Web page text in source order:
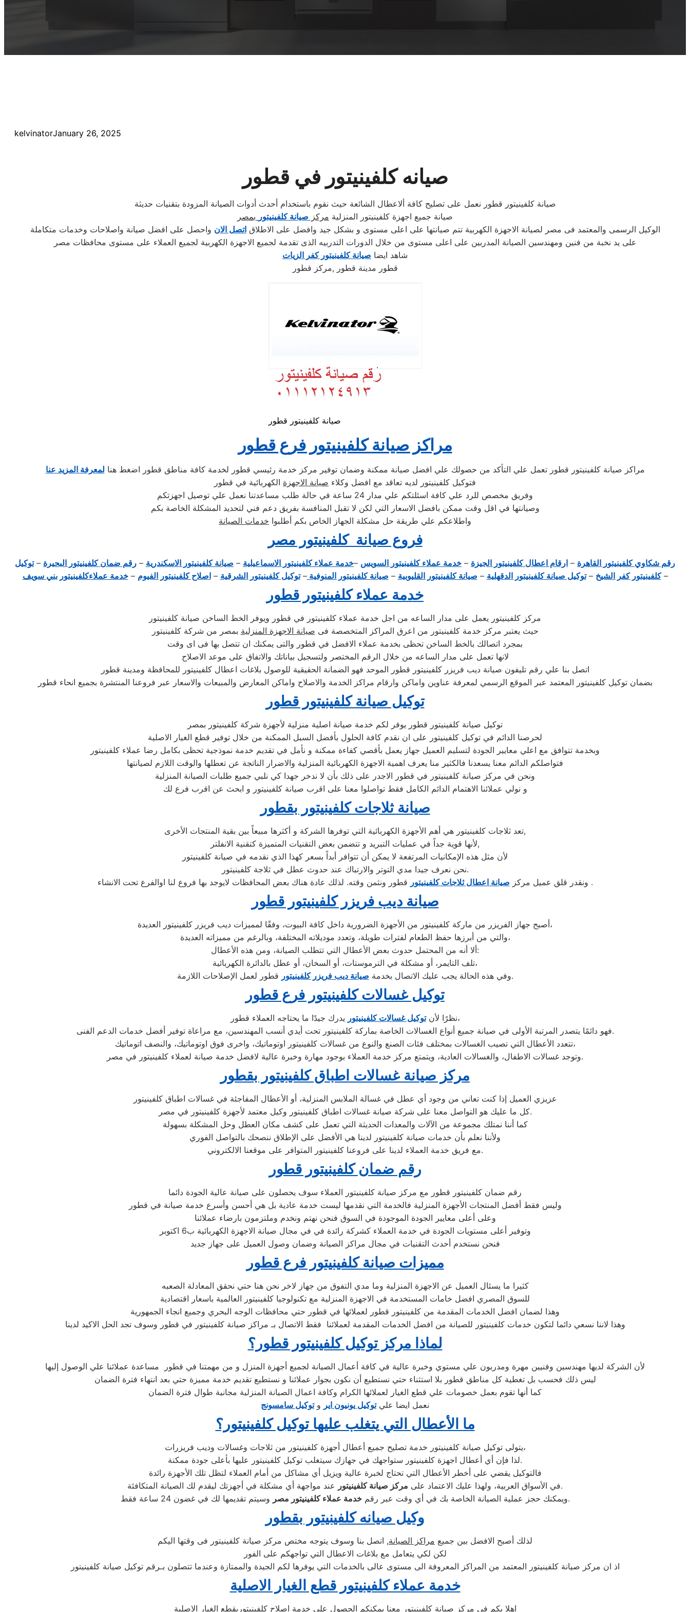
kelvinatorJanuary 26, 2025
صيانه كلفينيتور في قطور
صيانة كلفينيتور قطور نعمل على تصليح كافة ألاعطال الشائعة حيث نقوم باستخدام أحدث أدوات الصيانة المزودة بتقنيات حديثة
صيانة جميع اجهزة كلفينيتور المنزلية مركز صيانة كلفينيتور بمصر
الوكيل الرسمى والمعتمد فى مصر لصيانة الاجهزة الكهربية تتم صيانتها على اعلى مستوى و بشكل جيد وافضل على الاطلاقاتصل الان واحصل على افضل صيانة واصلاحات وخدمات متكاملة
على يد نخبة من فنين ومهندسين الصيانة المدربين على اعلى مستوى من خلال الدورات التدربيه الذى تقدمة لجميع الاجهزة الكهربية لجميع العملاء على مستوى محافظات مصر
شاهد ايضا صيانة كلفينيتور كفر الزيات
قطور مدينة قطور ,مركز قطور
صيانة كلفينيتور قطور
مراكز صيانة كلفينيتور فرع قطور
مراكز صيانة كلفينيتور قطور تعمل علي التأكد من حصولك علي افضل صيانة ممكنة وضمان توفير مركز خدمة رئيسي قطور لخدمة كافة مناطق قطور اضغط هنا لمعرفة المزيد عنا
فتوكيل كلفينيتور لديه تعاقد مع افضل وكلاء صيانة الاجهزة الكهربائية في قطور
وفريق مخصص للرد علي كافة اسئلتكم علي مدار 24 ساعة في حالة طلب مساعدتنا نعمل علي توصيل اجهزتكم
وصيانتها في اقل وقت ممكن بافضل الاسعار التي لكن لا تقبل المنافسة بفريق دعم فني لتحديد المشكلة الخاصة بكم
واطلاعكم علي طريقة حل مشكلة الجهاز الخاص بكم أطلبوا خدمات الصيانة
فروع صيانة كلفينيتور مصر
رقم شكاوي كلفينيتور القاهرة – ارقام اعطال كلفينيتور الجيزة – خدمة عملاء كلفينيتور السويس –خدمة عملاء كلفينيتور الاسماعيلية – صيانة كلفينيتور الاسكندرية – رقم ضمان كلفينيتور البحيرة –توكيل
كلفينيتور كفر الشيخ –توكيل صيانة كلفينيتور الدقهلية – صيانة كلفينيتور القليوبية – صيانة كلفينيتور المنوفية–توكيل كلفينيتور الشرقية –اصلاح كلفينيتور الفيوم –خدمة عملاءكلفينيتور بني سويف –
خدمة عملاء كلفينيتور قطور
مركز كلفينيتور يعمل على مدار الساعه من اجل خدمة عملاء كلفينيتور في قطور ويوفر الخط الساخن صيانة كلفينيتور
حيث يعتبر مركز خدمة كلفينيتور من اعرق المراكز المتخصصة فى صيانة الاجهزة المنزلية بمصر من شركة كلفينيتور
بمجرد اتصالك بالخط الساخن تحظى بخدمة عملاء الافضل في قطور والتى يمكنك ان تتصل بها فى اى وقت
لانها تعمل على مدار الساعه من خلال الرقم المختصر ولتسجيل بياناتك والاتفاق على موعد الاصلاح
اتصل بنا علي رقم تليفون صيانة ديب فريزر كلفينيتور قطور الموحد فهو الضمانة الحقيقية للوصول بلاغات اعطال كلفينيتور للمحافظة ومدينة قطور
بضمان توكيل كلفينيتور المعتمد عبر الموقع الرسمي لمعرفة عناوين واماكن وارقام مراكز الخدمة والاصلاح واماكن المعارض والمبيعات والاسعار عبر فروعنا المنتشرة بجميع انحاء قطور
توكيل صيانة كلفينيتور قطور
توكيل صيانة كلفينيتور قطور يوفر لكم خدمة صيانة اصلية منزلية لأجهزة شركة كلفينيتور بمصر
لحرصنا الدائم في توكيل كلفينيتور على ان نقدم كافة الحلول بأفضل السبل الممكنة من خلال توفير قطع الغيار الاصلية
وبخدمة تتوافق مع اعلي معايير الجودة لتسليم العميل جهاز يعمل بأقصي كفاءة ممكنة و نأمل في تقديم خدمة نموذجية تحظى بكامل رضا عملاء كلفينيتور
فتواصلكم الدائم معنا يسعدنا فالكثير منا يعرف اهمية الاجهزة الكهربائية المنزلية والاضرار الناتجة عن تعطلها والوقت اللازم لصيانتها
ونحن في مركز صيانة كلفينيتور في قطور الاجدر على ذلك بأن لا ندخر جهدا كي نلبي جميع طلبات الصيانة المنزلية
و نولي عملائنا الاهتمام الدائم الكامل فقط تواصلوا معنا على اقرب صيانة كلفينيتور و ابحث عن اقرب فرع لك
صيانة ثلاجات كلفينيتور بقطور
تعد ثلاجات كلفينيتور هي أهم الأجهزة الكهربائية التي توفرها الشركة و أكثرها مبيعاً بين بقية المنتجات الأخرى,
لأنها قوية جداً في عمليات التبريد و تتضمن بعض التقنيات المتميزة كتقنية الانفلتر,
لأن مثل هذه الإمكانيات المرتفعة لا يمكن أن تتوافر أبداً بسعر كهذا الذي نقدمه في صيانة كلفينيتور
نحن نعرف جيدا مدي التوتر والارتباك عند حدوث عطل في ثلاجة كلفينيتور.
ونقدر قلق عميل مركز صيانة اعطال ثلاجات كلفينيتور قطور ونثمن وقته. لذلك عادة هناك بعض المحافظات لايوجد بها فروع لنا اوالفرع تحت الانشاء .
صيانة ديب فريزر كلفينيتور قطور
أصبح جهاز الفريزر من ماركة كلفينيتور من الأجهزة الضرورية داخل كافة البيوت، وفقًا لمميزات ديب فريزر كلفينيتور العديدة،
والتي من أبرزها حفظ الطعام لفترات طويلة، وتعدد موديلاته المختلفة، وبالرغم من مميزاته العديدة،
ألا أنه من المحتمل حدوث بعض الأعطال التي تتطلب الصيانة، ومن هذه الأعطال:
تلف التايمر، أو مشكلة في الترموستات، أو السخان، أو عطل بالدائرة الكهربائية،
وفي هذه الحالة يجب عليك الاتصال بخدمة صيانة ديب فريزر كلفينيتور قطور لعمل الإصلاحات اللازمة.
توكيل غسالات كلفينيتور فرع قطور
نظرًا لأنتوكيل غسالات كلفينيتور
يدرك جيدًا ما يحتاجه العملاء قطور،
فهو دائمًا يتصدر المرتبة الأولى في صيانة جميع أنواع الغسالات الخاصة بماركة كلفينيتور تحت أيدي أنسب المهندسين، مع مراعاة توفير أفضل خدمات الدعم الفنى.
تتعدد الأعطال التي تصيب الغسالات بمختلف فئات الصنع والنوع من غسالات كلفينيتور اوتوماتيك، واخرى فوق اوتوماتيك، والنصف اتوماتيك،
وتوجد غسالات الاطفال، والغسالات العادية، ويتمتع مركز خدمة العملاء بوجود مهارة وخبرة عالية لافضل خدمة صيانة لعملاء كلفينيتور في مصر.
مركز صيانة غسالات اطباق كلفينيتور بقطور
عزيزي العميل إذا كنت تعاني من وجود أي عطل في غسالة الملابس المنزلية، أو الأعطال المفاجئة في غسالات اطباق كلفينيتور
كل ما عليك هو التواصل معنا على شركة صيانة غسالات اطباق كلفينيتور وكيل معتمد لأجهزة كلفينيتور في مصر.
كما أننا نمتلك مجموعة من الآلات والمعدات الحديثة التي تعمل على كشف مكان العطل وحل المشكلة بسهولة
ولأننا نعلم بأن خدمات صيانة كلفينيتور لدينا هي الأفضل على الإطلاق ننصحك بالتواصل الفوري
مع فريق خدمة العملاء لدينا على فروعنا كلفينيتور المتوافر على موقعنا الالكتروني.
رقم ضمان كلفينيتور قطور
رقم ضمان كلفينيتور قطور مع مركز صيانة كلفينيتور العملاء سوف يحصلون على صيانة عالية الجودة دائما
وليس فقط أفضل المنتجات الأجهزة المنزلية فالخدمة التي نقدمها ليست خدمة عادية بل هي أحسن وأسرع خدمة صيانة في قطور
وعلى أعلى معايير الجودة الموجودة في السوق فنحن نهتم ونخدم وملتزمون بارضاء عملائنا
وتوفير أعلى مستويات الجودة في خدمة العملاء كشركة رائدة في في مجال صيانة الاجهزة الكهربائية ب6 اكتوبر
فنحن نستخدم أحدث التقنيات في مجال مراكز الصيانة وضمان وصول العميل على جهاز جديد
مميزات صيانة كلفينيتور فرع قطور
كثيرا ما يسئال العميل عن الاجهزة المنزلية وما مدي التفوق من جهاز لاخر نحن هنا حتي نحقق المعادلة الصعبه
للسوق المصري افضل خامات المستخدمة في الاجهزة المنزلية مع تكنولوجيا كلفينيتور العالمية باسعار اقتصادية
وهذا لضمان افضل الخدمات المقدمة من كلفينيتور قطور لعملائها في قطور حتي محافظات الوجه البحري وجميع انجاء الجمهورية
وهذا لاننا نسعي دائما لتكون خدمات كلفينيتور للصيانة من افضل الخدمات المقدمة لعملائنا فقط الاتصال بـ مراكز صيانة كلفينيتور في قطور وسوف تجد الحل الاكيد لدينا
لماذا مركز توكيل كلفينيتور قطور؟
لأن الشركة لديها مهندسين وفنيين مهرة ومدربون علي مستوي وخبرة عالية في كافة أعمال الصيانة لجميع أجهزة المنزل و من مهمتنا في قطور مساعدة عملائنا علي الوصول إليها
ليس ذلك فحسب بل تغطية كل مناطق قطور بلا استثناء حتي نستطيع أن نكون بجوار عملائنا و نستطيع تقديم خدمة مميزة حتي بعد انتهاء فترة الضمان
كما أنها تقوم بعمل خصومات علي قطع الغيار لعملائها الكرام وكافة اعمال الصيانة المنزلية مجانية طوال فترة الضمان
نعمل ايضا عليتوكيل يونيون اير وتوكيل سامسونج
ما الأعطال التي يتغلب عليها توكيل كلفينيتور؟
يتولى توكيل صيانة كلفينيتور خدمة تصليح جميع أعطال أجهزة كلفينيتور من ثلاجات وغسالات وديب فريزرات،
لذا فإن أي أعطال اجهزة كلفينيتور ستواجهك في جهازك سيتغلب توكيل كلفينيتور عليها بأعلى جودة ممكنة.
فالتوكيل يقضي على أخطر الأعطال التي تحتاج لخبرة عالية ويزيل أي مشاكل من أمام العملاء لتظل تلك الأجهزة رائدة
في الأسواق العربية، ولهذا عليك الاعتماد على مركز صيانة كلفينيتور
عند مواجهة أي مشكلة في أجهزتك ليقدم لك الصيانة المتكافئة.
ويمكنك حجز عملية الصيانة الخاصة بك في أي وقت عبر رقمخدمة عملاء كلفينيتور مصر وسيتم تقديمها لك في غضون 24 ساعة فقط.
وكيل صيانه كلفينيتور بقطور
لذلك أصبح الافضل بين جميع مراكز الصيانة, اتصل بنا وسوف يتوجه مختص مركز صيانة كلفينيتور فى وقتها اليكم
لكن لكي يتعامل مع بلاغات الاعطال التي تواجهكم على الفور
اذ ان مركز صيانة كلفينيتور المعتمد من المراكز المعروفة الى مستوى عالى بالخدمات التي يوفرها لكم الجيدة والممتازة وعندما تتصلون بـرقم توكيل صيانة كلفينيتور
خدمة عملاء كلفينيتور قطع الغيار الاصلية
اهلا بكم في مركز صيانة كلفينيتور معنا يمكنكم الحصول علي خدمة اصلاح كلفينيتوربقطع الغيار الاصلية